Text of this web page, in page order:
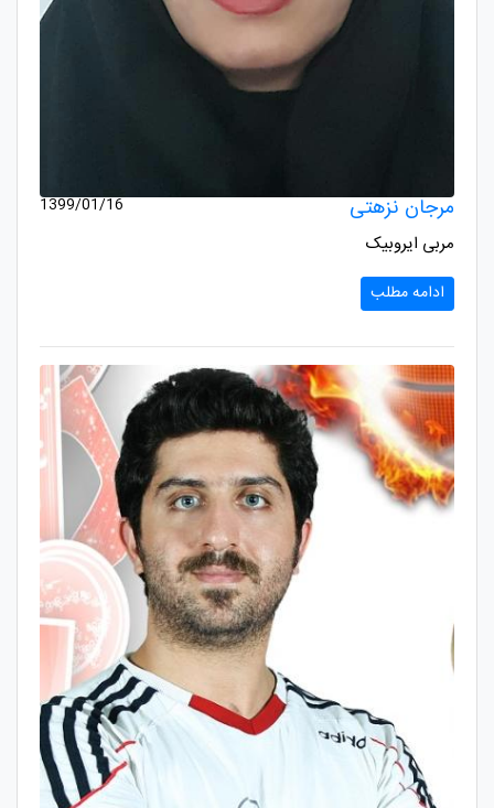
مرجان نزهتی 1399/01/16
مربی ایروبیک
ادامه مطلب